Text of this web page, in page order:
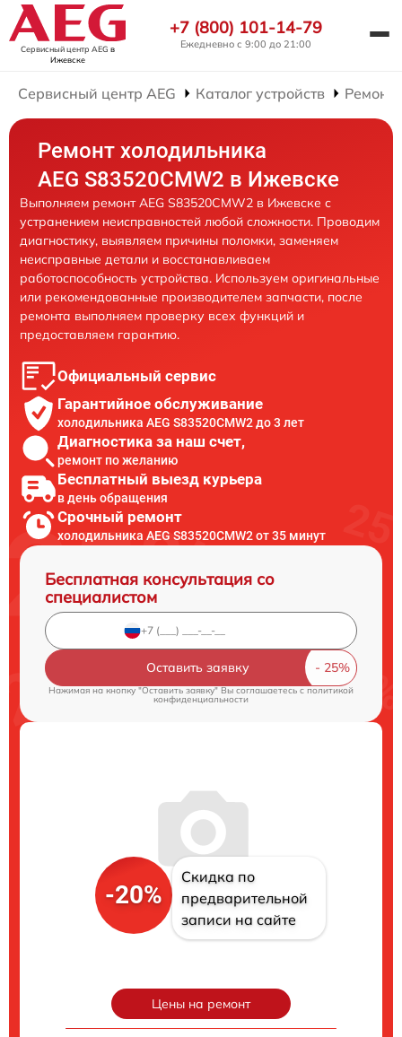
Сервисный центр AEG в
Ижевске
+7 (800) 101-14-79
Ежедневно с 9:00 до 21:00
Сервисный центр AEG Каталог устройств Ремонт
Ремонт холодильника
AEG S83520CMW2 в Ижевске
Выполняем ремонт AEG S83520CMW2 в Ижевске с
устранением неисправностей любой сложности. Проводим
диагностику, выявляем причины поломки, заменяем
неисправные детали и восстанавливаем
работоспособность устройства. Используем оригинальные
или рекомендованные производителем запчасти, после
ремонта выполняем проверку всех функций и
предоставляем гарантию.
Официальный сервис
Гарантийное обслуживание
холодильника AEG S83520CMW2 до 3 лет
Диагностика за наш счет,
ремонт по желанию
Бесплатный выезд курьера
в день обращения
Срочный ремонт
холодильника AEG S83520CMW2 от 35 минут
Бесплатная консультация со
специалистом
Оставить заявку
Нажимая на кнопку "Оставить заявку" Вы соглашаетесь cполитикой
конфиденциальности
-20%
Скидка по
предварительной
записи на сайте
Цены на ремонт